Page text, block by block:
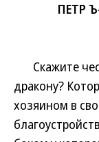
ПЕТР
Скажите
дракону?
хозяином в